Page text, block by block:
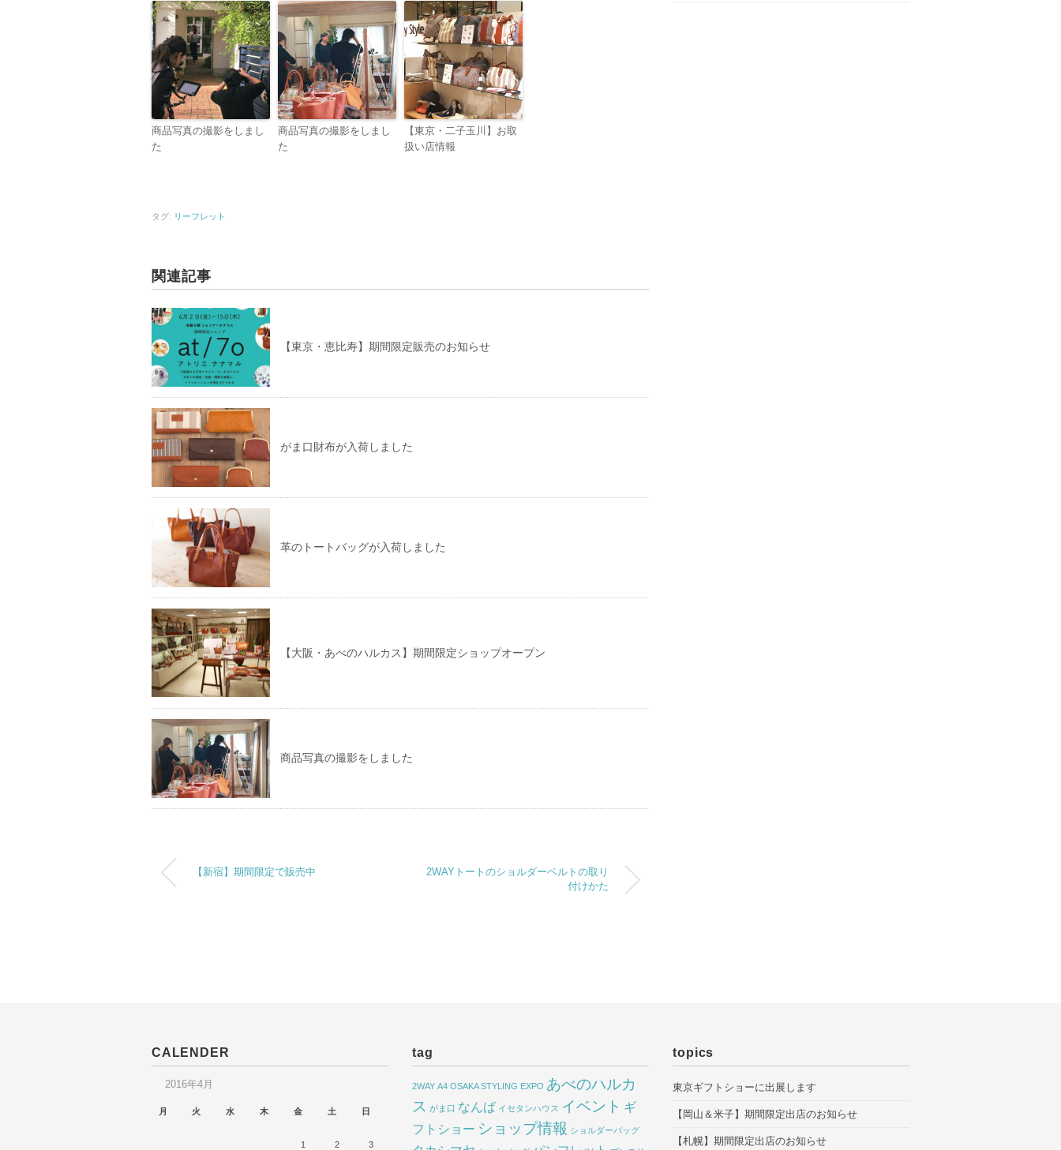
商品写真の撮影をしまし
た
商品写真の撮影をしまし
た
【東京・二子玉川】お取
扱い店情報
タグ: リーフレット
関連記事
【東京・恵比寿】期間限定販売のお知らせ
がま口財布が入荷しました
革のトートバッグが入荷しました
【大阪・あべのハルカス】期間限定ショップオープン
商品写真の撮影をしました
【新宿】期間限定で販売中
2WAYトートのショルダーベルトの取り
付けかた
CALENDER
2016年4月
月 火 水 木 金 土 日
1 2 3
tag
2WAY A4 OSAKA STYLING EXPO あべのハルカ
ス がま口 なんば イセタンハウス イベント ギ
フトショー ショップ情報 ショルダーバッグ
topics
東京ギフトショーに出展します
【岡山＆米子】期間限定出店のお知らせ
【札幌】期間限定出店のお知らせ